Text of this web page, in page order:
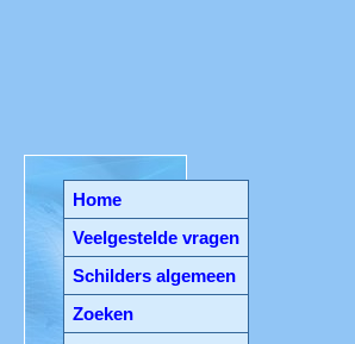
Home
Veelgestelde vragen
Schilders algemeen
Zoeken